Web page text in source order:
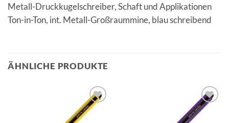
Metall-Druckkugelschreiber, Schaft und Applikationen
Ton-in-Ton, int. Metall-Großraummine, blau schreibend
ÄHNLICHE PRODUKTE
Auf die
Merkliste
Auf die
Merkliste